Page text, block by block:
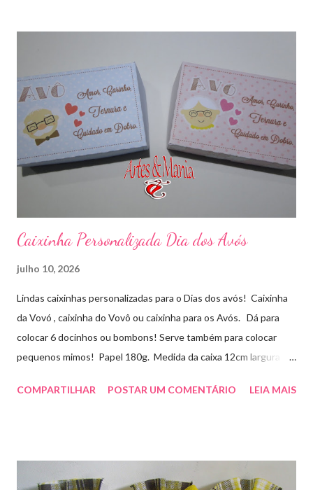
Caixinha Personalizada Dia dos Avós
julho 10, 2026
Lindas caixinhas personalizadas para o Dias dos avós! Caixinha
da Vovó , caixinha do Vovô ou caixinha para os Avós. Dá para
colocar 6 docinhos ou bombons! Serve também para colocar
pequenos mimos! Papel 180g. Medida da caixa 12cm largura x
entre em contato whatsapp . pelo e-mail :
COMPARTILHAR POSTAR UM COMENTÁRIO LEIA MAIS